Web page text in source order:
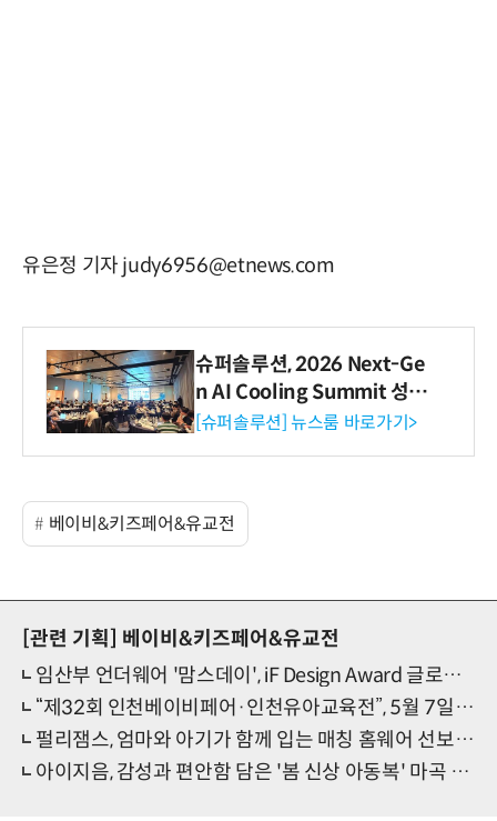
유은정 기자 judy6956@etnews.com
슈퍼솔루션, 2026 Next-Ge
n AI Cooling Summit 성황
리 성료
[슈퍼솔루션] 뉴스룸 바로가기>
베이비&키즈페어&유교전
[관련 기획]
베이비&키즈페어&유교전
임산부 언더웨어 '맘스데이', iF Design Award 글로벌 수상
“제32회 인천베이비페어·인천유아교육전”, 5월 7일 송도컨벤시아에서 개막
펄리잼스, 엄마와 아기가 함께 입는 매칭 홈웨어 선보인다
아이지음, 감성과 편안함 담은 '봄 신상 아동복' 마곡 베이비페어에서 선보여